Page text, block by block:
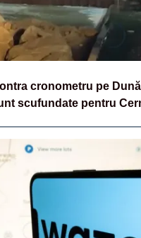
cronometru pe
scufundate pentru